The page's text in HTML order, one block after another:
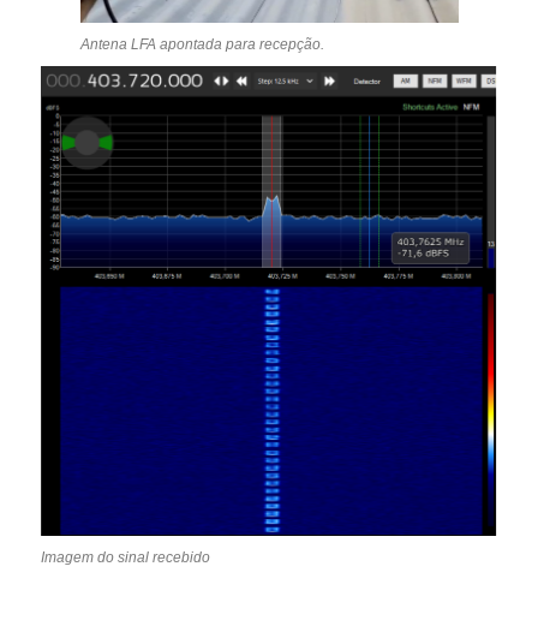
Antena LFA apontada para recepção.
Imagem do sinal recebido